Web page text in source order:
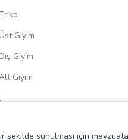
Giyim
Giyim
Giyim
şekilde sunulması için